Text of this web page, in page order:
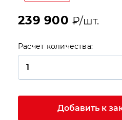
239 900₽/шт.
Расчет количества:
Добавить к